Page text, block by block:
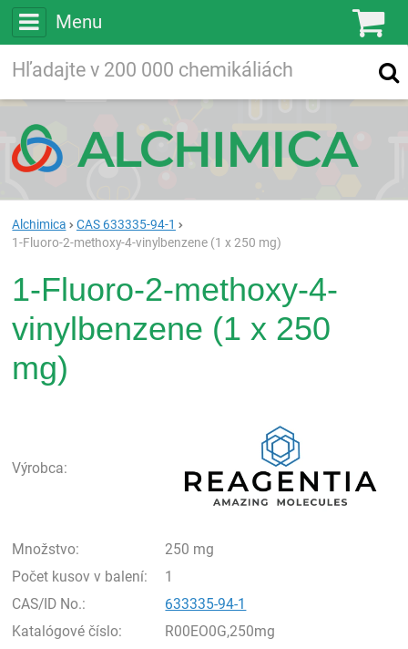
Menu
Vyhľadávanie
Alchimica
CAS 633335-94-1
1-Fluoro-2-methoxy-4-vinylbenzene (1 x 250 mg)
1-Fluoro-2-methoxy-4-
vinylbenzene (1 x 250
mg)
Výrobca:
Množstvo:
250 mg
Počet kusov v balení:
1
CAS/ID No.:
633335-94-1
Katalógové číslo:
R00EO0G,250mg